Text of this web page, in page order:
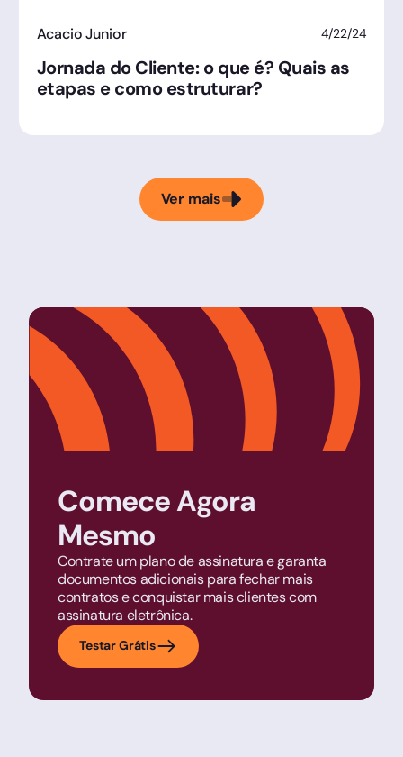
Acacio Junior 4/22/24
Jornada do Cliente: o que é? Quais as
etapas e como estruturar?
Ver mais
Comece Agora
Mesmo
Contrate um plano de assinatura e garanta
documentos adicionais para fechar mais
contratos e conquistar mais clientes com
assinatura eletrônica.
Testar Grátis